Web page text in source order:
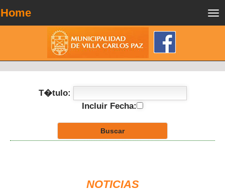
Home
T�tulo:
Incluir Fecha:
NOTICIAS